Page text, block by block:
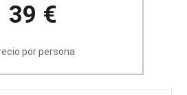
39 €
por persona